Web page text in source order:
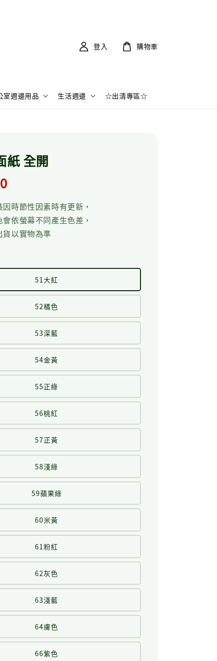
室週邊用品 生活週邊 ☆出清專區☆
登入 購物車
紙 全開
時節性因素時有更新，
依螢幕不同產生色差，
貨以實物為準
51大紅
52橘色
53深藍
54金黃
55正綠
56桃紅
57正黃
58淺綠
59蘋果綠
60米黃
61粉紅
62灰色
63淺藍
64膚色
66紫色